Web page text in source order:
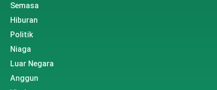
Semasa
Hiburan
Politik
Niaga
Luar Negara
Anggun